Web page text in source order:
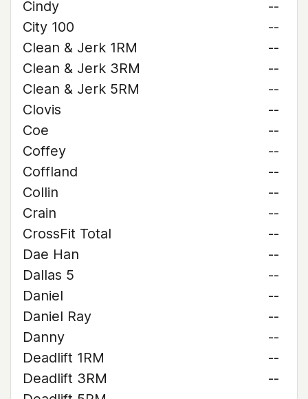
Cindy
--
City 100
--
Clean & Jerk 1RM
--
Clean & Jerk 3RM
--
Clean & Jerk 5RM
--
Clovis
--
Coe
--
Coffey
--
Coffland
--
Collin
--
Crain
--
CrossFit Total
--
Dae Han
--
Dallas 5
--
Daniel
--
Daniel Ray
--
Danny
--
Deadlift 1RM
--
Deadlift 3RM
--